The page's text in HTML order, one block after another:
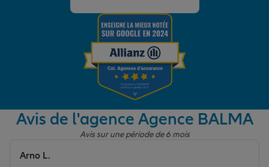
Transmission
Départ à la retraite
Préparer l’avenir
Assurance habitation
Le Pack Famille
Garantie des accidents de la vie
Assurance scolaire
Allianz en France
Avis de l'agence Agence BALMA
Avis sur une période de 6 mois
Arno L.